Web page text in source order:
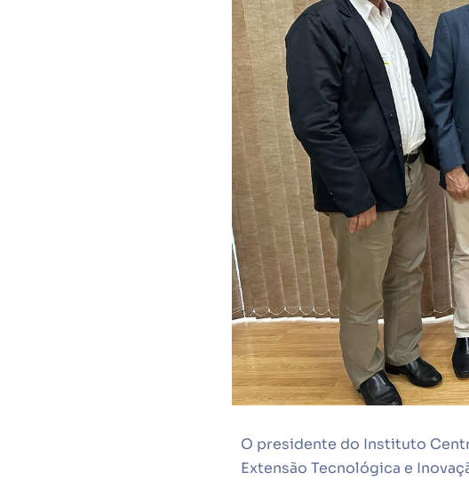
O presidente do Instituto
Extensão Tecnológica e